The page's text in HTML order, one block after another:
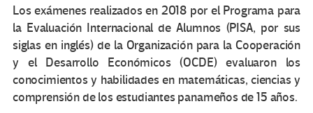
Los exámenes realizados en 2018 por el Programa para
la Evaluación Internacional de Alumnos (PISA, por sus
siglas en inglés) de la Organización para la Cooperación
y el Desarrollo Económicos (OCDE) evaluaron los
conocimientos y habilidades en matemáticas, ciencias y
comprensión de los estudiantes panameños de 15 años.